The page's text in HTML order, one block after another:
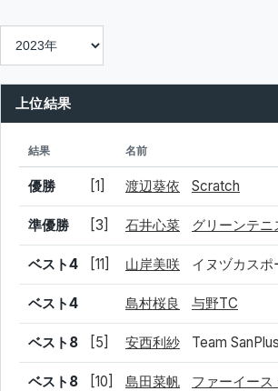
上位結果
結果 名前
優勝 [1] 渡辺葵依 Scratch
準優勝 [3] 石井心菜 グリーンテニ
ベスト4 [11] 山岸美咲 イヌヅカス
ベスト4 島村桜良 与野TC
ベスト8 [5] 安西利紗 Team SanPlus
ベスト8 [10] 島田菜帆 ファーイース